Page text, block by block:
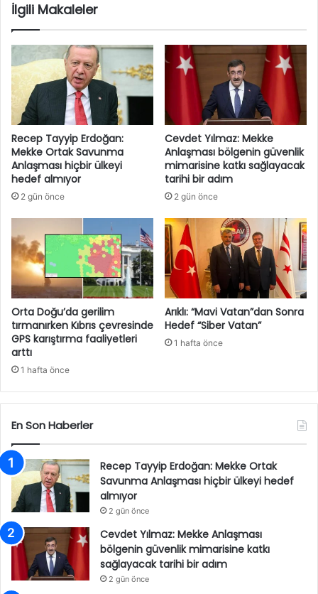
İlgili Makaleler
Recep Tayyip Erdoğan:
Mekke Ortak Savunma
Anlaşması hiçbir ülkeyi
hedef almıyor
2 gün önce
Cevdet Yılmaz: Mekke
Anlaşması bölgenin güvenlik
mimarisine katkı sağlayacak
tarihi bir adım
2 gün önce
Orta Doğu’da gerilim
tırmanırken Kıbrıs çevresinde
GPS karıştırma faaliyetleri
arttı
1 hafta önce
Arıklı: “Mavi Vatan”dan Sonra
Hedef “Siber Vatan”
1 hafta önce
En Son Haberler
Recep Tayyip Erdoğan: Mekke Ortak
Savunma Anlaşması hiçbir ülkeyi hedef
almıyor
2 gün önce
Cevdet Yılmaz: Mekke Anlaşması
bölgenin güvenlik mimarisine katkı
sağlayacak tarihi bir adım
2 gün önce